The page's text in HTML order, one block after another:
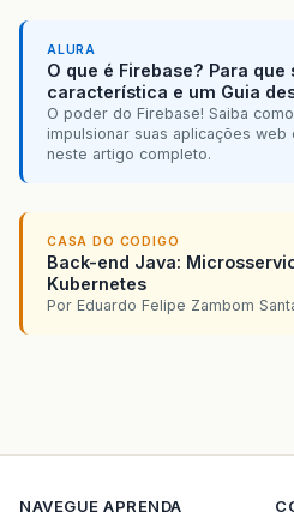
ALURA
O que é Firebase? Para
característica e um Guia
O poder do Firebase! Saiba
impulsionar suas aplicações
neste artigo completo.
CASA DO CODIGO
Back-end Java:
Kubernetes
Por Eduardo Felipe Zambom
NAVEGUE APRENDA